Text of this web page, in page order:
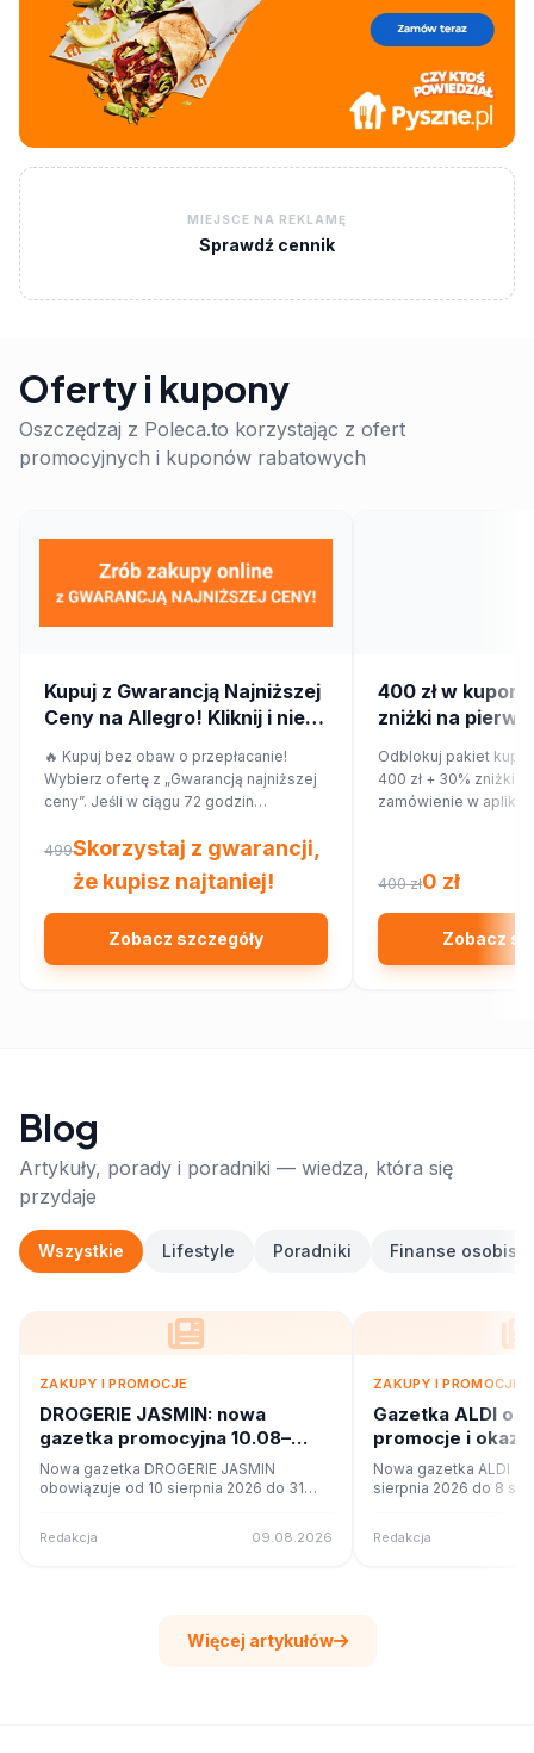
MIEJSCE NA REKLAMĘ
Sprawdź cennik
Oferty i kupony
Oszczędzaj z Poleca.to korzystając z ofert
promocyjnych i kuponów rabatowych
Kupuj z Gwarancją Najniższej
Ceny na Allegro! Kliknij i nie
🔥 Kupuj bez obaw o przepłacanie!
Wybierz ofertę z „Gwarancją najniższej
ceny”. Jeśli w ciągu 72 godzin
innym sklepie, Allegro zwróci Ci 150%
różnicy w cenie w formie kuponu.
Sprawdź!
499Skorzystaj z gwarancji,
że kupisz najtaniej!
Zobacz szczegóły
400 zł w
zniżki na
Odblokuj pakiet
400 zł + 30% zniżki
zamówienie w
400 zł0 zł
Zobacz
Blog
Artykuły, porady i poradniki — wiedza, która się
przydaje
Wszystkie Lifestyle Poradniki Finanse osobiste
ZAKUPY I PROMOCJE
DROGERIE JASMIN: nowa
gazetka promocyjna 10.08–
31.08.2026. Co w ofercie?
Nowa gazetka DROGERIE JASMIN
obowiązuje od 10 sierpnia 2026 do 31
Redakcja 09.08.2026
ZAKUPY I PROMOCJE
Gazetka ALDI
promocje i
Nowa gazetka ALDI
sierpnia 2026 do 8
Redakcja
Więcej artykułów